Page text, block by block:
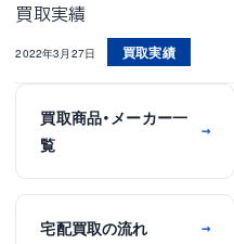
買取実績
2022年3月27日 買取実績
買取商品・メーカー一
覧
→
宅配買取の流れ →